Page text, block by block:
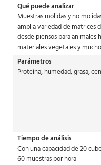
Qué puede analizar
Muestras molidas y no
amplia variedad de matrices
desde piensos para animales
materiales vegetales y
Parámetros
Proteína, humedad, grasa,
Tiempo de análisis
Con una capacidad de 20
60 muestras por hora